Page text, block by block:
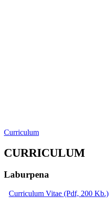
Curriculum
CURRICULUM
Laburpena
Curriculum Vitae (Pdf, 200 Kb.)